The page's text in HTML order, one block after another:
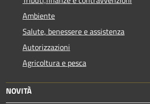
Ambiente
Salute, benessere e assistenza
Autorizzazioni
Agricoltura e pesca
NOVITÀ